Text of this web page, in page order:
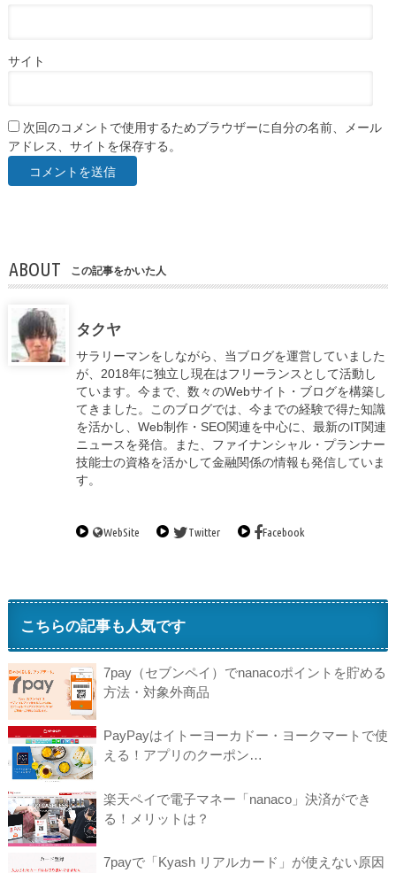
サイト
次回のコメントで使用するためブラウザーに自分の名前、メール
アドレス、サイトを保存する。
ABOUT この記事をかいた人
タクヤ
サラリーマンをしながら、当ブログを運営していました
が、2018年に独立し現在はフリーランスとして活動し
ています。今まで、数々のWebサイト・ブログを構築し
てきました。このブログでは、今までの経験で得た知識
を活かし、Web制作・SEO関連を中心に、最新のIT関連
ニュースを発信。また、ファイナンシャル・プランナー
技能士の資格を活かして金融関係の情報も発信していま
す。
WebSite Twitter Facebook
こちらの記事も人気です
7pay（セブンペイ）でnanacoポイントを貯める
方法・対象外商品
PayPayはイトーヨーカドー・ヨークマートで使
える！アプリのクーポン…
楽天ペイで電子マネー「nanaco」決済ができ
る！メリットは？
7payで「Kyash リアルカード」が使えない原因